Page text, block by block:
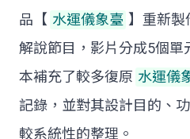
品【 水運儀象臺 】重新
解說節目，影片分成5個單
本補充了較多復原 水運儀
記錄，並對其設計目的、
較系統性的整理。